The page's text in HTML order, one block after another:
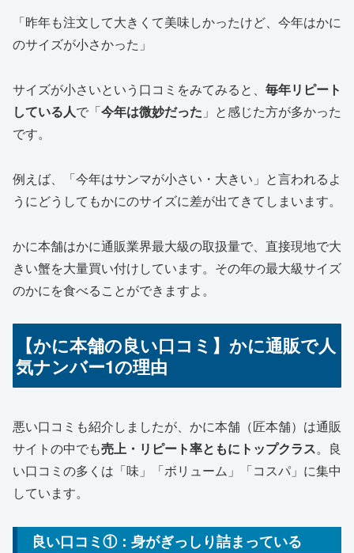
「昨年も注文して大きくて美味しかったけど、今年はかに
のサイズが小さかった」
サイズが小さいという口コミをみてみると、 毎年リピート
している人で「今年は微妙だった 」と感じた方が多かった
です。
例えば、「今年はサンマが小さい・大きい」と言われるよ
うにどうしてもかにのサイズに差が出てきてしまいます。
かに本舗はかに通販業界最大級の取扱量で、直接現地で大
きい蟹を大量買い付けしています。その年の最大級サイズ
のかにを食べることができますよ。
【かに本舗の良い口コミ】かに通販で人
気ナンバー1の理由
悪い口コミも紹介しましたが、かに本舗（匠本舗）は通販
サイトの中でも売上・リピート率ともにトップクラス。良
い口コミの多くは「味」「ボリューム」「コスパ」に集中
しています。
良い口コミ①：身がぎっしり詰まっている